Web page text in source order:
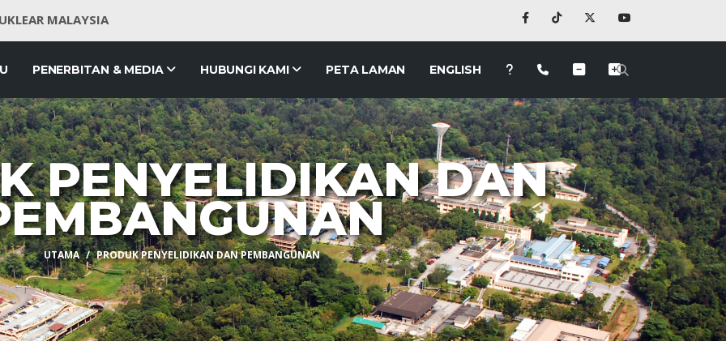
MALAYSIA
PENERBITAN & MEDIA HUBUNGI KAMI PETA LAMAN ENGLISH
PENYELIDIKAN DAN
UTAMA PRODUK PENYELIDIKAN DAN PEMBANGUNAN